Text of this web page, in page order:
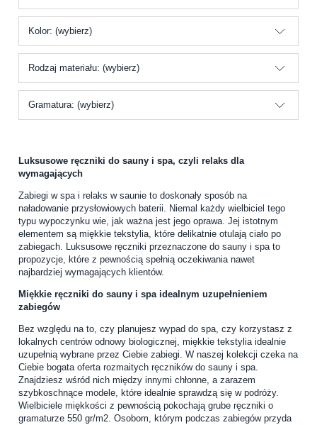
Kolor: (wybierz)
Rodzaj materiału: (wybierz)
Gramatura: (wybierz)
Luksusowe ręczniki do sauny i spa, czyli relaks dla
wymagających
Zabiegi w spa i relaks w saunie to doskonały sposób na
naładowanie przysłowiowych baterii. Niemal każdy wielbiciel tego
typu wypoczynku wie, jak ważna jest jego oprawa. Jej istotnym
elementem są miękkie tekstylia, które delikatnie otulają ciało po
zabiegach. Luksusowe ręczniki przeznaczone do sauny i spa to
propozycje, które z pewnością spełnią oczekiwania nawet
najbardziej wymagających klientów.
Miękkie ręczniki do sauny i spa idealnym uzupełnieniem
zabiegów
Bez względu na to, czy planujesz wypad do spa, czy korzystasz z
lokalnych centrów odnowy biologicznej, miękkie tekstylia idealnie
uzupełnią wybrane przez Ciebie zabiegi. W naszej kolekcji czeka na
Ciebie bogata oferta rozmaitych ręczników do sauny i spa.
Znajdziesz wśród nich między innymi chłonne, a zarazem
szybkoschnące modele, które idealnie sprawdzą się w podróży.
Wielbiciele miękkości z pewnością pokochają grube ręczniki o
gramaturze 550 gr/m2. Osobom, którym podczas zabiegów przyda